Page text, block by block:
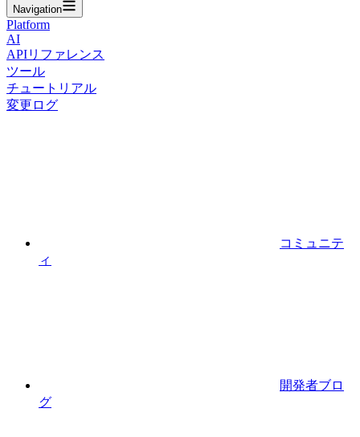
Navigation
Platform
AI
APIリファレンス
ツール
チュートリアル
変更ログ
コミュニテ
ィ
開発者ブロ
グ